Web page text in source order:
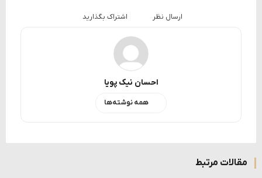
ارسال نظر اشتراک بگذارید
احسان نیک پویا
همه نوشته‌ها
مقالات مرتبط